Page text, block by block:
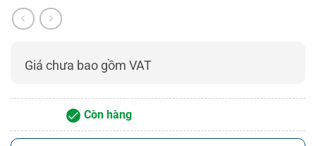
Độ phân giải tối
thiểu
in ấn tối thiểu
Giao tiếp
USB-HID, USB-COM, PS2, RS232
Giá chưa bao gồm VAT
Còn hàng